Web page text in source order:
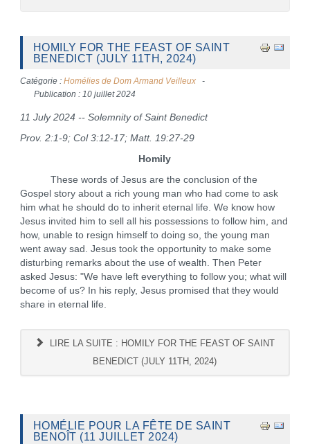
HOMILY FOR THE FEAST OF SAINT
BENEDICT (JULY 11TH, 2024)
Catégorie : Homélies de Dom Armand Veilleux
Publication : 10 juillet 2024
11 July 2024 -- Solemnity of Saint Benedict
Prov. 2:1-9; Col 3:12-17; Matt. 19:27-29
Homily
These words of Jesus are the conclusion of the
Gospel story about a rich young man who had come to ask
him what he should do to inherit eternal life. We know how
Jesus invited him to sell all his possessions to follow him, and
how, unable to resign himself to doing so, the young man
went away sad. Jesus took the opportunity to make some
disturbing remarks about the use of wealth. Then Peter
asked Jesus: "We have left everything to follow you; what will
become of us? In his reply, Jesus promised that they would
share in eternal life.
LIRE LA SUITE : HOMILY FOR THE FEAST OF SAINT
BENEDICT (JULY 11TH, 2024)
HOMÉLIE POUR LA FÊTE DE SAINT
BENOÎT (11 JUILLET 2024)